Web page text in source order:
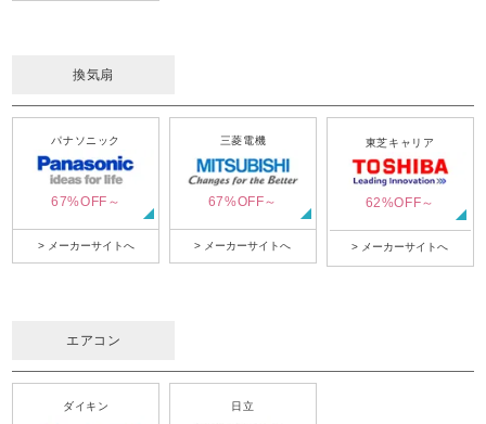
換気扇
パナソニック
67%OFF～
> メーカーサイトへ
三菱電機
67%OFF～
> メーカーサイトへ
東芝キャリア
62%OFF～
> メーカーサイトへ
エアコン
ダイキン 日立